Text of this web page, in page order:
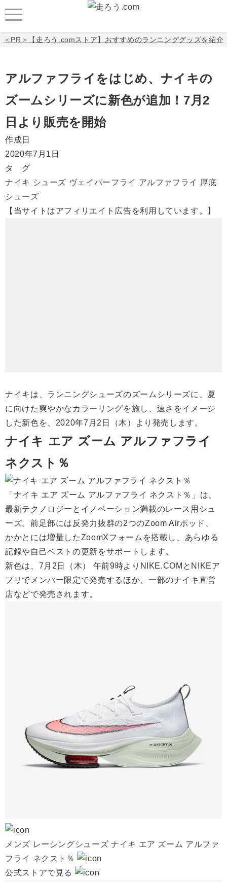
＜PR＞【走ろう.comストア】おすすめのランニンググッズを紹介
アルファフライをはじめ、ナイキの
ズームシリーズに新色が追加！7月2
日より販売を開始
作成日
2020年7月1日
タ グ
ナイキ シューズ ヴェイパーフライ アルファフライ
厚底
シューズ
【当サイトはアフィリエイト広告を利用しています。】
ナイキは、ランニングシューズのズームシリーズに、夏
に向けた爽やかなカラーリングを施し、速さをイメージ
した新色を、2020年7月2日（木）より発売します。
ナイキ エア ズーム アルファフライ
ネクスト％
「ナイキ エア ズーム アルファフライ ネクスト％」は、
最新テクノロジーとイノベーション満載のレース用シュ
ーズ。前足部には反発力抜群の2つのZoom Airポッド、
かかとには増量したZoomXフォームを搭載し、あらゆる
記録や自己ベストの更新をサポートします。
新色は、7月2日（木） 午前9時よりNIKE.COMとNIKEア
プリでメンバー限定で発売するほか、一部のナイキ直営
店などで発売されます。
メンズ レーシングシューズ ナイキ エア ズーム アルファ
フライ ネクスト％
公式ストアで見る